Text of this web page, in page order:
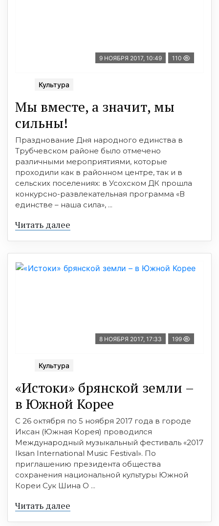
9 НОЯБРЯ 2017, 10:49 110
Культура
Мы вместе, а значит, мы
сильны!
Празднование Дня народного единства в
Трубчевском районе было отмечено
различными мероприятиями, которые
проходили как в районном центре, так и в
сельских поселениях: в Усохском ДК прошла
конкурсно-развлекательная программа «В
единстве – наша сила», ...
Читать далее
8 НОЯБРЯ 2017, 17:33 199
Культура
«Истоки» брянской земли –
в Южной Корее
С 26 октября по 5 ноября 2017 года в городе
Иксан (Южная Корея) проводился
Международный музыкальный фестиваль «2017
Iksan International Music Festival». По
приглашению президента общества
сохранения национальной культуры Южной
Кореи Сук Шина О ...
Читать далее